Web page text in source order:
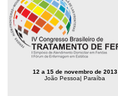
12 a 15 de novembro de 2013
João Pessoa| Paraíba